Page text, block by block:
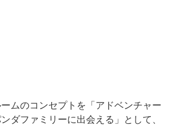
ムのコンセプトを「アドベンチャー
ダファミリーに出会える」として、